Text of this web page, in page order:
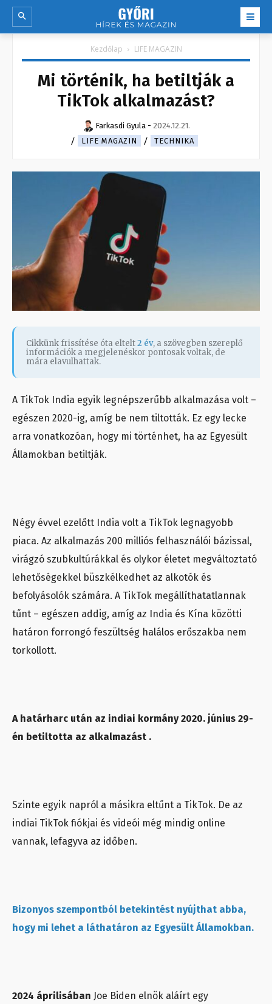
Kezdőlap LIFE MAGAZIN
Mi történik, ha betiltják a
TikTok alkalmazást?
Farkasdi Gyula - 2024.12.21.
LIFE MAGAZIN
TECHNIKA
Cikkünk frissítése óta eltelt2 év, a szövegben szereplő
információk a megjelenéskor pontosak voltak, de
mára elavulhattak.
A TikTok India egyik legnépszerűbb alkalmazása volt –
egészen 2020-ig, amíg be nem tiltották. Ez egy lecke
arra vonatkozóan, hogy mi történhet, ha az Egyesült
Államokban betiltják.
Négy évvel ezelőtt India volt a TikTok legnagyobb
piaca. Az alkalmazás 200 milliós felhasználói bázissal,
virágzó szubkultúrákkal és olykor életet megváltoztató
lehetőségekkel büszkélkedhet az alkotók és
befolyásolók számára. A TikTok megállíthatatlannak
tűnt – egészen addig, amíg az India és Kína közötti
határon forrongó feszültség halálos erőszakba nem
torkollott.
A határharc után az indiai kormány 2020. június 29-
én betiltotta az alkalmazást .
Szinte egyik napról a másikra eltűnt a TikTok. De az
indiai TikTok fiókjai és videói még mindig online
vannak, lefagyva az időben.
Bizonyos szempontból betekintést nyújthat abba,
hogy mi lehet a láthatáron az Egyesült Államokban.
2024 áprilisában Joe Biden elnök aláírt egy